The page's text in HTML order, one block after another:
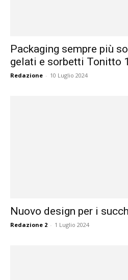
Packaging sempre più
gelati e sorbetti Tonitto
Redazione - 10 Luglio 2024
Nuovo design per i
Redazione 2 - 1 Luglio 2024